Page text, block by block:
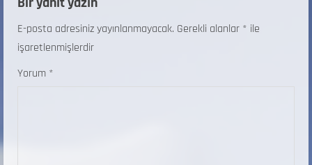
E-posta adresiniz yayınlanmayacak. Gerekli alanlar * ile
işaretlenmişlerdir
Yorum *